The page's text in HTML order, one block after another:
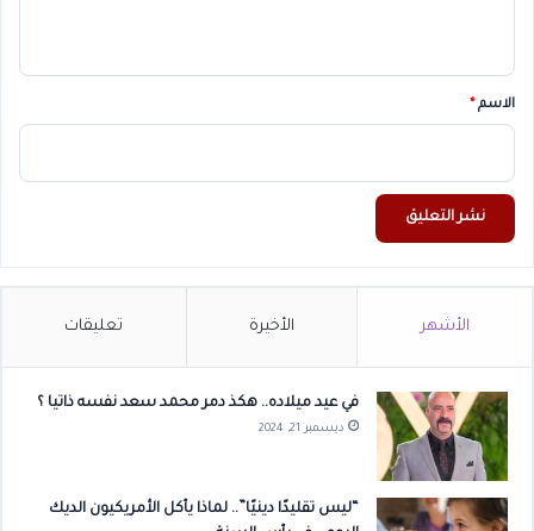
*
الاسم*
الأشهر الأخيرة تعليقات
في عيد ميلاده.. هكذ دمر محمد سعد نفسه ذاتيا ؟
ديسمبر 21, 2024
“ليس تقليدًا دينيًا”.. لماذا يأكل الأمريكيون الديك